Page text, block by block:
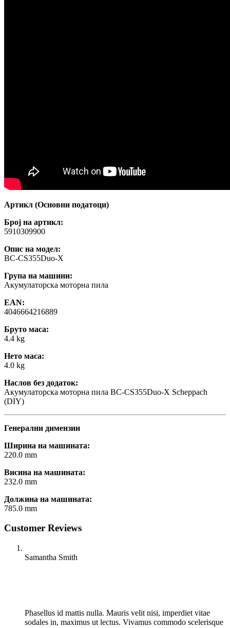
Артикл (Основни податоци)
Број на артикл:
5910309900
Опис на модел:
BC-CS355Duo-X
Група на машини:
Акумулаторска моторна пила
EAN:
4046664216889
Бруто маса:
4.4 kg
Нето маса:
4.0 kg
Наслов без додаток:
Акумулаторска моторна пила BC-CS355Duo-X Scheppach
(DIY)
Генерални димензии
Ширина на машината:
220.0 mm
Висина на машината:
232.0 mm
Должина на машината:
785.0 mm
Customer Reviews
Samantha Smith
Phasellus id mattis nulla. Mauris velit nisi, imperdiet vitae
sodales in, maximus ut lectus. Vivamus commodo scelerisque